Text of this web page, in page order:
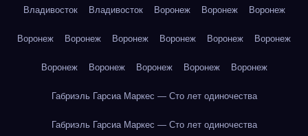
Владивосток Владивосток Воронеж Воронеж Воронеж
Воронеж Воронеж Воронеж Воронеж Воронеж Воронеж
Воронеж Воронеж Воронеж Воронеж Воронеж
Габриэль Гарсиа Маркес — Сто лет одиночества
Габриэль Гарсиа Маркес — Сто лет одиночества